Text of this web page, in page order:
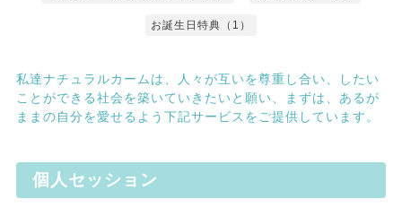
お誕生日特典（1）
私達ナチュラルカームは、人々が互いを尊重し合い、したい
ことができる社会を築いていきたいと願い、まずは、あるが
ままの自分を愛せるよう下記サービスをご提供しています。
個人セッション